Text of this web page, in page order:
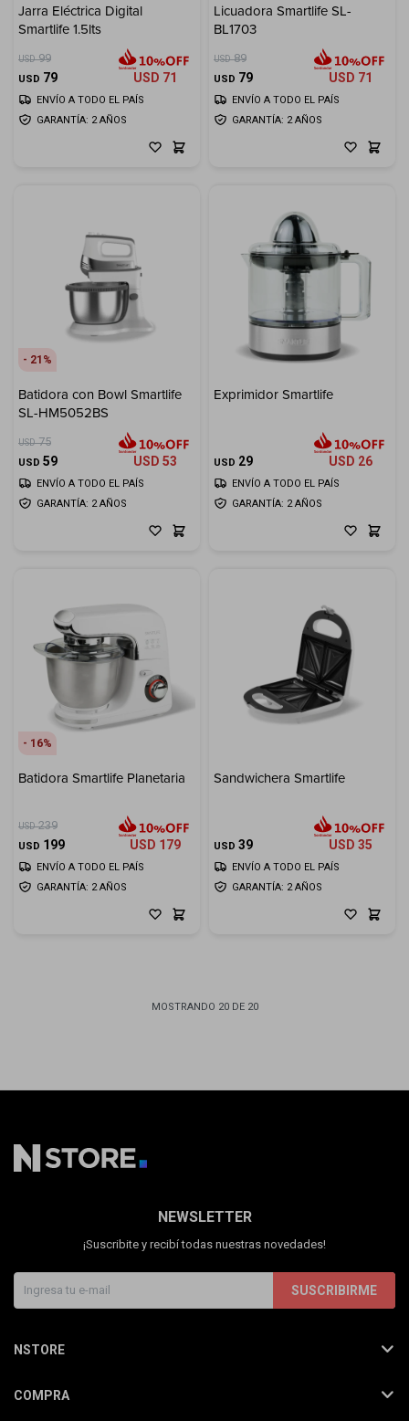
Jarra Eléctrica Digital
Smartlife 1.5lts
USD 99
USD 79 USD 71
GARANTÍA: 2 AÑOS
ENVÍO A TODO EL PAÍS
Licuadora Smartlife SL-
BL1703
USD 89
USD 79 USD 71
GARANTÍA: 2 AÑOS
ENVÍO A TODO EL PAÍS
21
Batidora con Bowl Smartlife
SL-HM5052BS
USD 75
USD 59 USD 53
GARANTÍA: 2 AÑOS
ENVÍO A TODO EL PAÍS
Exprimidor Smartlife
USD 29 USD 26
GARANTÍA: 2 AÑOS
ENVÍO A TODO EL PAÍS
16
Batidora Smartlife Planetaria
USD 239
USD 199 USD 179
GARANTÍA: 2 AÑOS
ENVÍO A TODO EL PAÍS
Sandwichera Smartlife
USD 39 USD 35
GARANTÍA: 2 AÑOS
ENVÍO A TODO EL PAÍS
MOSTRANDO 20DE 20
NEWSLETTER
¡Suscribite y recibí todas nuestras novedades!
SUSCRIBIRME
NSTORE
COMPRA